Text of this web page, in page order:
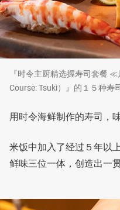
『时令主厨精选握寿司套餐
Course: Tsuki）』的１５种寿
用时令海鲜制作的寿司，
米饭中加入了经过５年以
鲜味三位一体，创造出一贯